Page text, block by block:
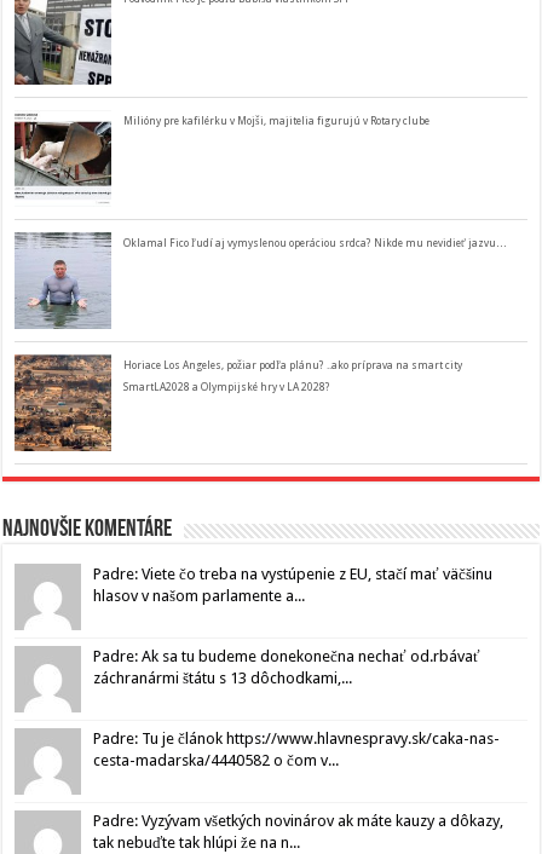
Milióny pre kafilérku v Mojši, majitelia figurujú v Rotary clube
Oklamal Fico ľudí aj vymyslenou operáciou srdca? Nikde mu nevidieť jazvu…
Horiace Los Angeles, požiar podľa plánu? ..ako príprava na smart city
SmartLA2028 a Olympijské hry v LA 2028?
Najnovšie komentáre
Padre: Viete čo treba na vystúpenie z EU, stačí mať väčšinu
hlasov v našom parlamente a...
Padre: Ak sa tu budeme donekonečna nechať od.rbávať
záchranármi štátu s 13 dôchodkami,...
Padre: Tu je článok https://www.hlavnespravy.sk/caka-nas-
cesta-madarska/4440582 o čom v...
Padre: Vyzývam všetkých novinárov ak máte kauzy a dôkazy,
tak nebuďte tak hlúpi že na n...